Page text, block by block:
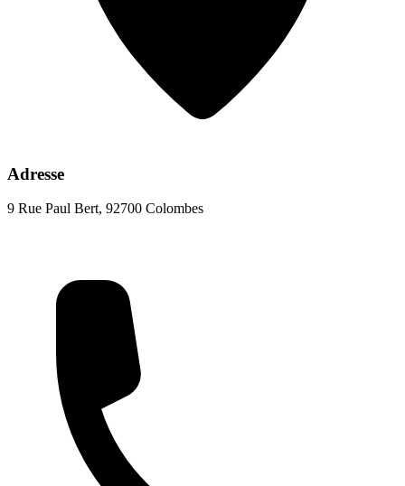
Adresse
9 Rue Paul Bert, 92700 Colombes